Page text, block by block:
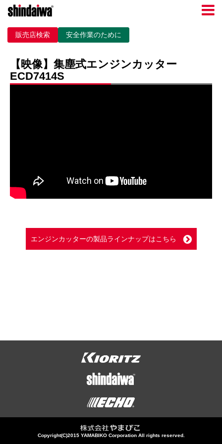
販売店検索 安全作業のために
【映像】集塵式エンジンカッター
ECD7414S
エンジンカッターの製品ラインナップはこちら
Copyright(C)2015 YAMABIKO Corporation All rights reserved.